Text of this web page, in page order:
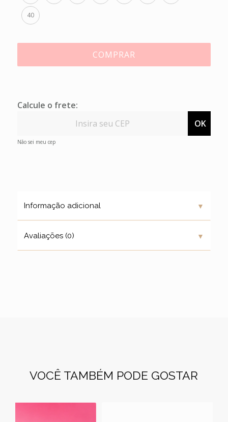
40
COMPRAR
Calcule o frete:
OK
Não sei meu cep
Informação adicional ▼
Avaliações (0) ▼
VOCÊ TAMBÉM PODE GOSTAR